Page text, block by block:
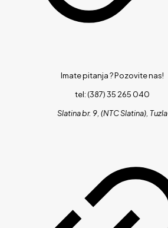
Imate pitanja ?Pozovite nas!
tel: (387) 35 265 040
Slatina br. 9, (NTC Slatina), Tuzla